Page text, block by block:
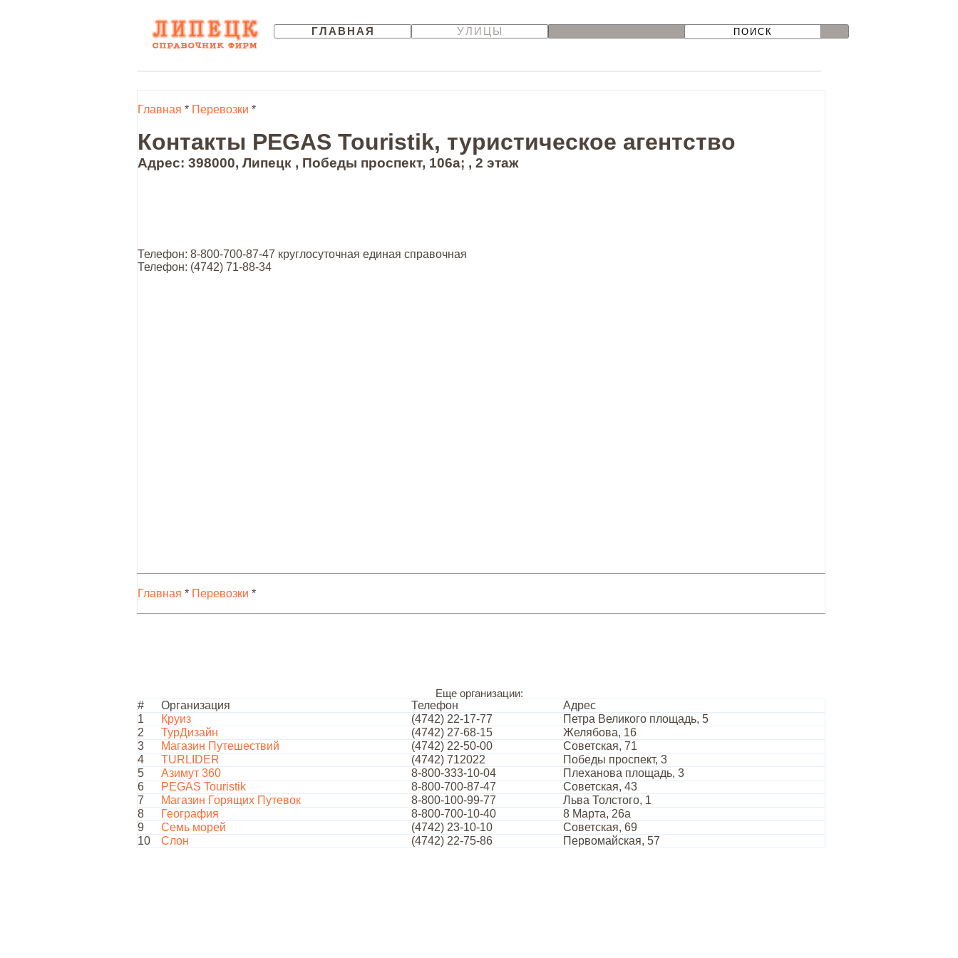
ГЛАВНАЯ УЛИЦЫ
Главная * Перевозки *
Контакты PEGAS Touristik, туристическое агентство
Адрес: 398000, Липецк , Победы проспект, 106а; , 2 этаж
Телефон: 8-800-700-87-47 круглосуточная единая справочная
Телефон: (4742) 71-88-34
Главная * Перевозки *
Еще организации:
# Организация Телефон
Адрес
1
Круиз (4742) 22-17-77
Петра Великого площадь, 5
2
ТурДизайн (4742) 27-68-15
Желябова, 16
3
Магазин Путешествий (4742) 22-50-00
Советская, 71
4
TURLIDER (4742) 712022
Победы проспект, 3
5
Азимут 360 8-800-333-10-04
Плеханова площадь, 3
6
PEGAS Touristik 8-800-700-87-47
Советская, 43
7
Магазин Горящих Путевок 8-800-100-99-77
Льва Толстого, 1
8
География 8-800-700-10-40
8 Марта, 26а
9
Семь морей (4742) 23-10-10
Советская, 69
10
Слон (4742) 22-75-86 Первомайская, 57